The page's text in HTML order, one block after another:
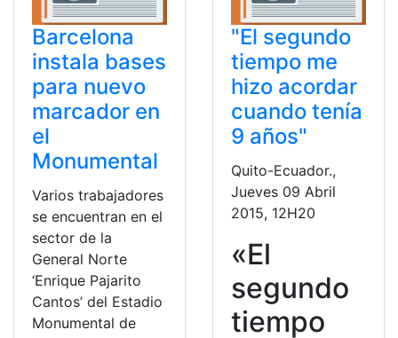
Barcelona
instala bases
para nuevo
marcador en
el
Monumental
Varios trabajadores
se encuentran en el
sector de la
General Norte
‘Enrique Pajarito
Cantos’ del Estadio
Monumental de
"El segundo
tiempo me
hizo acordar
cuando tenía
9 años"
Quito-Ecuador.,
Jueves 09 Abril
2015, 12H20
«El
segundo
tiempo